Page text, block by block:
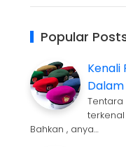
Popular
Kenali
Dalam
Bahkan , anya…